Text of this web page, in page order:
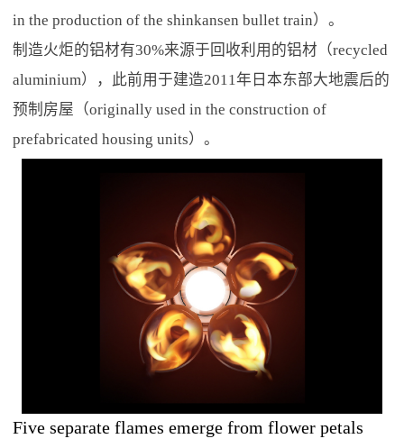
in the production of the shinkansen bullet train）。
制造火炬的铝材有30%来源于回收利用的铝材（recycled
aluminium），此前用于建造2011年日本东部大地震后的
预制房屋（originally used in the construction of
prefabricated housing units）。
Five separate flames emerge from flower petals